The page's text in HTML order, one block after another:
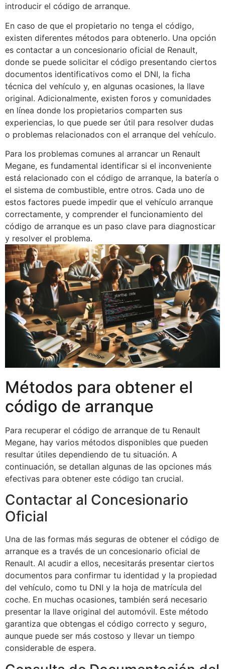
introducir el código de arranque.
En caso de que el propietario no tenga el código,
existen diferentes métodos para obtenerlo. Una opción
es contactar a un concesionario oficial de Renault,
donde se puede solicitar el código presentando ciertos
documentos identificativos como el DNI, la ficha
técnica del vehículo y, en algunas ocasiones, la llave
original. Adicionalmente, existen foros y comunidades
en línea donde los propietarios comparten sus
experiencias, lo que puede ser útil para resolver dudas
o problemas relacionados con el arranque del vehículo.
Para los problemas comunes al arrancar un Renault
Megane, es fundamental identificar si el inconveniente
está relacionado con el código de arranque, la batería o
el sistema de combustible, entre otros. Cada uno de
estos factores puede impedir que el vehículo arranque
correctamente, y comprender el funcionamiento del
código de arranque es un paso clave para diagnosticar
y resolver el problema.
Métodos para obtener el
código de arranque
Para recuperar el código de arranque de tu Renault
Megane, hay varios métodos disponibles que pueden
resultar útiles dependiendo de tu situación. A
continuación, se detallan algunas de las opciones más
efectivas para obtener este código tan crucial.
Contactar al Concesionario
Oficial
Una de las formas más seguras de obtener el código de
arranque es a través de un concesionario oficial de
Renault. Al acudir a ellos, necesitarás presentar ciertos
documentos para confirmar tu identidad y la propiedad
del vehículo, como tu DNI y la hoja de matrícula del
coche. En muchas ocasiones, también será necesario
presentar la llave original del automóvil. Este método
garantiza que obtengas el código correcto y seguro,
aunque puede ser más costoso y llevar un tiempo
considerable de espera.